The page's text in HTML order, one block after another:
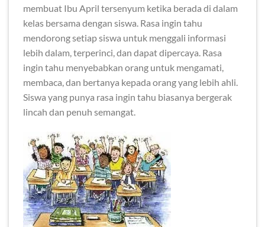
membuat Ibu April tersenyum ketika berada di dalam
kelas bersama dengan siswa. Rasa ingin tahu
mendorong setiap siswa untuk menggali informasi
lebih dalam, terperinci, dan dapat dipercaya. Rasa
ingin tahu menyebabkan orang untuk mengamati,
membaca, dan bertanya kepada orang yang lebih ahli.
Siswa yang punya rasa ingin tahu biasanya bergerak
lincah dan penuh semangat.